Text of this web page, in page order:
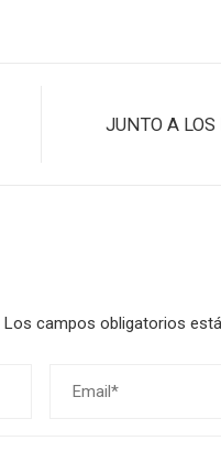
JUNTO A LOS
Los campos obligatorios